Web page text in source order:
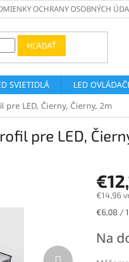
OCHRANY OSOBNÝCH
HĽADAŤ
SVIETIDLÁ LED
pre LED, Čierny, Čierny, 2m
pre LED,
€14,96
€6,08 /
Na